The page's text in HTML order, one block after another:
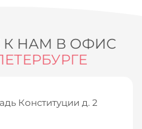
К НАМ В ОФИС
Конституции д. 2